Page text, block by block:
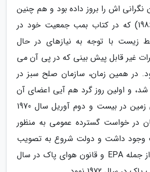
نگرانی اش را بروز داده بود و هم چنین
جناب پل الریخ (1986) که در کتاب بمب جمعیت خود در
زیست با توجه به نیازهای در حال
غیر قابل پیش بینی که در پی آن می
در همین زمان، سازمان صلح سبز در
شد، و اولین روز گرد هم آیی اعضای آن
برای بحث پیرامون زمین در بیست و دوم آوریل سال 1970
در خواست گسترده عمومی به منظور
داشت و دولت شروع به تصویب
قوانین و مقرراتی، از جمله EPA و قانون هوای پاک در سال